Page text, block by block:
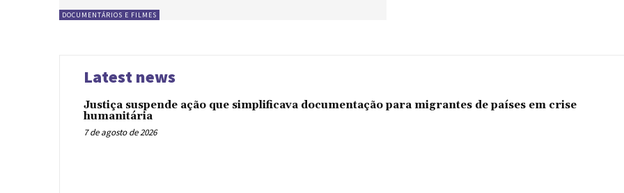
DOCUMENTÁRIOS E FILMES
Latest news
Justiça suspende ação que simplificava documentação para migrantes de países em crise
humanitária
7 de agosto de 2026